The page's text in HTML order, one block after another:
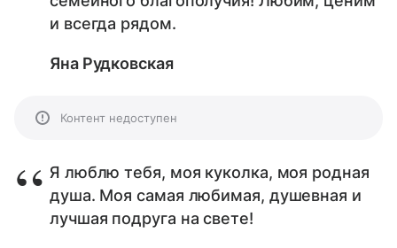
и всегда рядом.
Яна Рудковская
Контент недоступен
Я люблю тебя, моя куколка, моя родная
душа. Моя самая любимая, душевная и
лучшая подруга на свете!